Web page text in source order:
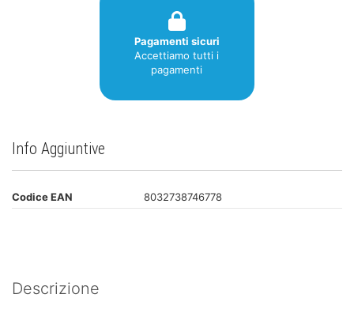
Pagamenti sicuri
Accettiamo tutti i
pagamenti
Info Aggiuntive
Codice EAN 8032738746778
Descrizione